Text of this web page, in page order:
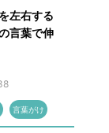
左右する
言葉で伸
言葉がけ